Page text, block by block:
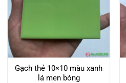
Gạch thẻ 10×10 màu xanh
lá men bóng